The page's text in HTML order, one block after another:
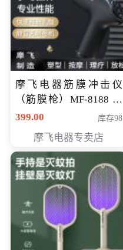
摩飞电器筋膜冲击仪
（筋膜枪）MF-8188 会
员专享价268元
399.00 库存98
摩飞电器专卖店